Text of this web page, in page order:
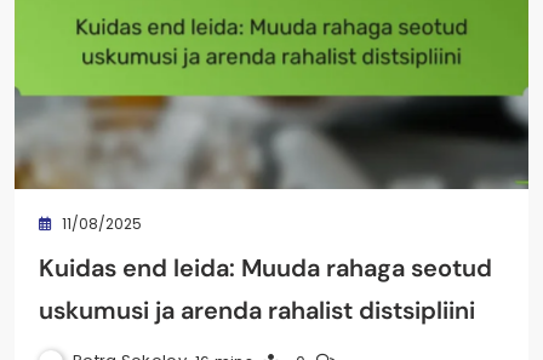
11/08/2025
Kuidas end leida: Muuda rahaga seotud
uskumusi ja arenda rahalist distsipliini